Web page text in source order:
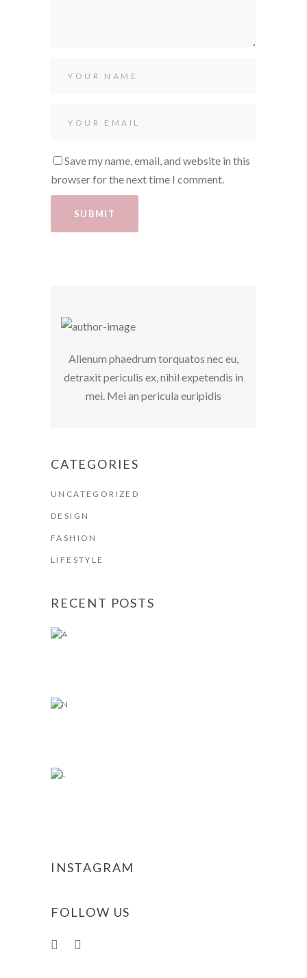
Save my name, email, and website in this
browser for the next time I comment.
Alienum phaedrum torquatos nec eu,
detraxit periculis ex, nihil expetendis in
mei. Mei an pericula euripidis
CATEGORIES
UNCATEGORIZED
DESIGN
FASHION
LIFESTYLE
RECENT POSTS
INSTAGRAM
FOLLOW US